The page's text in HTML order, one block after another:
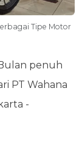
Tipe Motor
penuh
PT Wahana
-